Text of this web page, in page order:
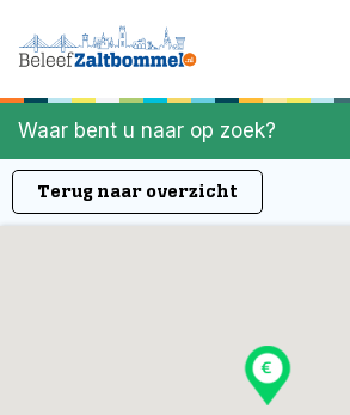
Waar bent u naar op zoek?
Terug naar overzicht